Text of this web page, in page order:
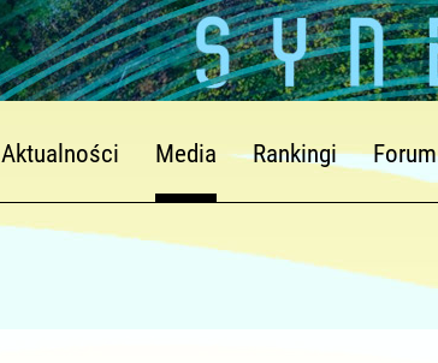
Aktualności Media Rankingi Forum